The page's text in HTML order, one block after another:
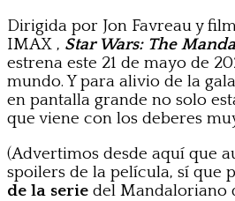
Dirigida por Jon Favreau y
IMAX , Star Wars: The
estrena este 21 de mayo de
mundo. Y para alivio de la
en pantalla grande no solo
que viene con los deberes
(Advertimos desde aquí que
spoilers de la película, sí que
de la serie del Mandaloriano